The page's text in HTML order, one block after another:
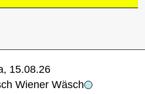
15.08.26
Wiener Wäsch